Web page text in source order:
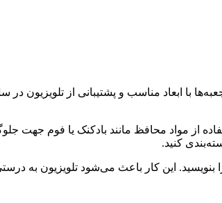
با ابعاد مناسب و پشتیبانی از تلویزیون
از مواد محافظ مانند بادکنک یا فوم جهت
کنید.
این کار باعث می‌شود تلویزیون به